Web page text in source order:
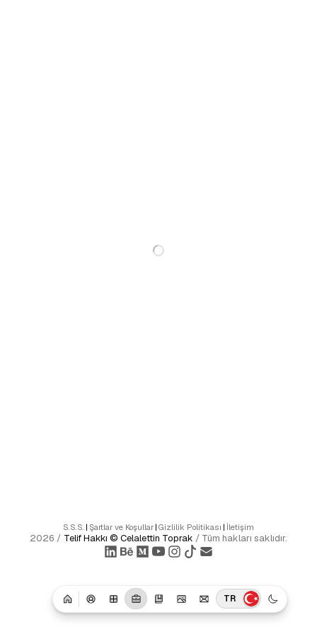
TR
S.S.S. | Şartlar ve Koşullar | Gizlilik Politikası | İletişim
2026 / Telif Hakkı © Celalettin Toprak / Tüm hakları saklıdır.